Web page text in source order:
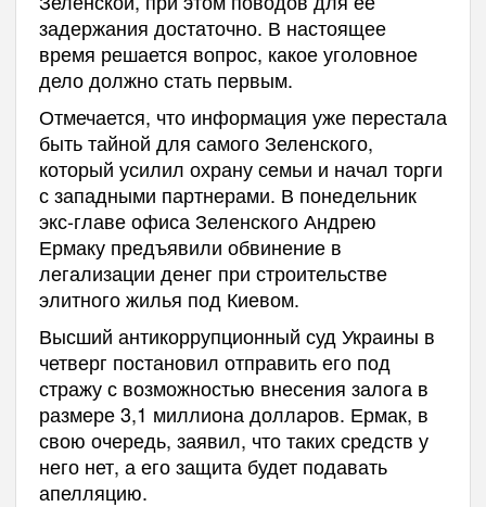
задержания достаточно. В настоящее
время решается вопрос, какое уголовное
дело должно стать первым.
Отмечается, что информация уже перестала
быть тайной для самого Зеленского,
который усилил охрану семьи и начал торги
с западными партнерами. В понедельник
экс-главе офиса Зеленского Андрею
Ермаку предъявили обвинение в
легализации денег при строительстве
элитного жилья под Киевом.
Высший антикоррупционный суд Украины в
четверг постановил отправить его под
стражу с возможностью внесения залога в
размере 3,1 миллиона долларов. Ермак, в
свою очередь, заявил, что таких средств у
него нет, а его защита будет подавать
апелляцию.